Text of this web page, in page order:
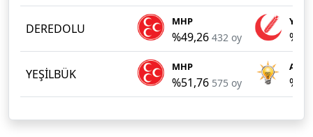
DEREDOLU MHP
%49,26 432 oy
YRP
YEŞİLBÜK MHP
%51,76 575 oy
AKP